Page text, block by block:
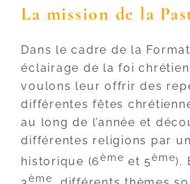
La mission de la
Dans le cadre de la
éclairage de la foi
voulons leur offrir des
différentes fêtes
au long de l’année et
différentes religions par
historique (6ème et 5ème).
ème